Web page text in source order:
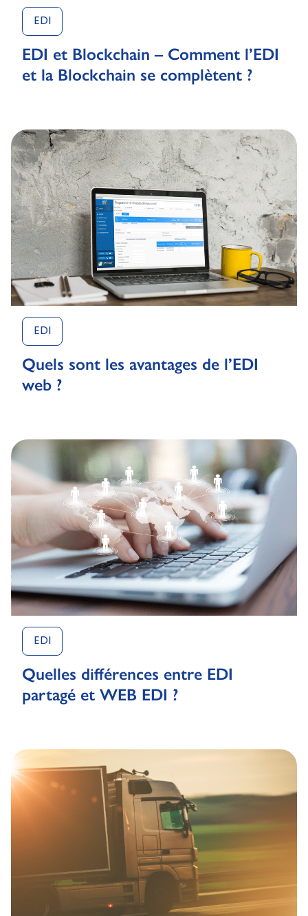
EDI
EDI et Blockchain – Comment l’EDI
et la Blockchain se complètent ?
EDI
Quels sont les avantages de l’EDI
web ?
EDI
Quelles différences entre EDI
partagé et WEB EDI ?